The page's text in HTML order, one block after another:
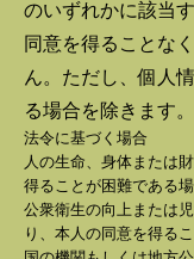
のいずれかに該当
同意を得ることな
ん。ただし、個人
る場合を除きます。
法令に基づく場合
人の生命、身体または
得ることが困難である
公衆衛生の向上または
り、本人の同意を得る